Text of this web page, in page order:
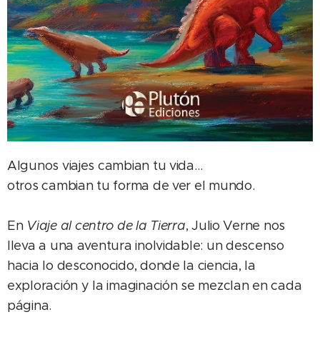
Algunos viajes cambian tu vida…
otros cambian tu forma de ver el mundo.
En Viaje al centro de la Tierra, Julio Verne nos
lleva a una aventura inolvidable: un descenso
hacia lo desconocido, donde la ciencia, la
exploración y la imaginación se mezclan en cada
página.